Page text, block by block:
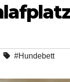
#Hundebett